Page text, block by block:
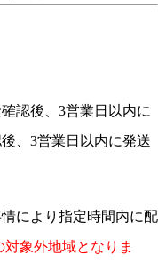
認後、3営業日以内に
、3営業日以内に発送
により指定時間内に配
象外地域となりま